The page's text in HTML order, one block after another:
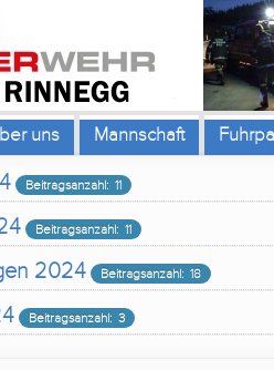
uns Mannschaft
Beitragsanzahl: 11
Beitragsanzahl: 11
2024 Beitragsanzahl: 18
Beitragsanzahl: 3